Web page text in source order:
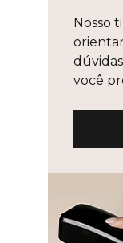
Nosso
você